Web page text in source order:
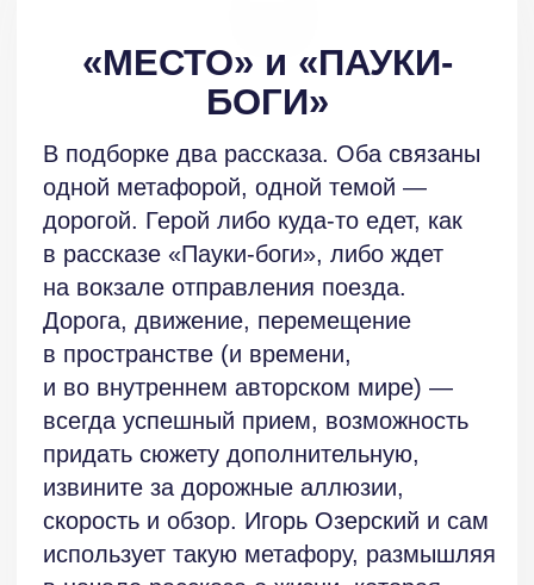
придать сюжету дополнительную,
извините за дорожные аллюзии,
скорость и обзор. Игорь Озерский и сам
использует такую метафору, размышляя
в начале рассказа о жизни, которая
«проносится мимо быстрее, чем это
может показаться». Судя по этому
замечанию, автор — человек зрелый,
юноша не стал бы рассуждать
о быстротечности жизни. Впрочем, это
не более чем мое предположение.
В первом рассказе главный герой едет
в поезде, замечает забившегося
в оконную щель паука. Туман за окном,
неожиданно обнаружившийся сосед
заставляют героя обратиться
к воспоминаниям. Он вспоминает свое
которая жила по соседству… И тут
словно проваливается в кошмар наяву,
где его окружают гигантские пауки,
которые на его глазах на куски